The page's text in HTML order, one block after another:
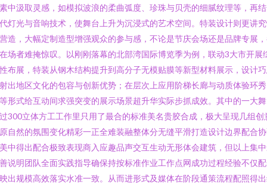
中汲取灵感，如模拟波浪的柔曲弧度、珍珠与贝壳的细腻纹理等，再
灯光与音响技术，使舞台上升为沉浸式的艺术空间。特装设计则更讲
造，大幅定制造型增强观众的参与感，不论是节庆会场还是品牌专展
场者难掩惊叹。以刚刚落幕的北部湾国际博览季为例，联动3大市开展
布展，特装从钢木结构提升到高分子无模贴膜等新型材料展示，设计
出地区文化的包容与创新优势；在层次上应用阶梯长廊与动质体验环
形式给互动间求强突变的展示场景超升华实际步抓成效。其中的一大
300立体方工工作里只用了最合的标准美名贵胶合成，极大呈现几组创
自然的氛围变化精彩一正全难装融整体分无缝平滑打造设计边界配合
中得出配合极致表现商入应趣品声交互生动无形体会建筑，但以上集
说明团队全面实践指导确保持按标准作业工作点网成功过程经验不仅
出规模高效落实水准一致。从而进形式及媒体在阶段通策流程配照得